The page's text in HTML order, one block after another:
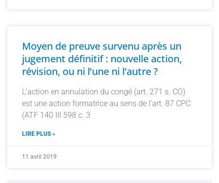
Moyen de preuve survenu après un
jugement définitif : nouvelle action,
révision, ou ni l’une ni l’autre ?
L’action en annulation du congé (art. 271 s. CO)
est une action formatrice au sens de l’art. 87 CPC
(ATF 140 III 598 c. 3
LIRE PLUS »
11 avril 2019